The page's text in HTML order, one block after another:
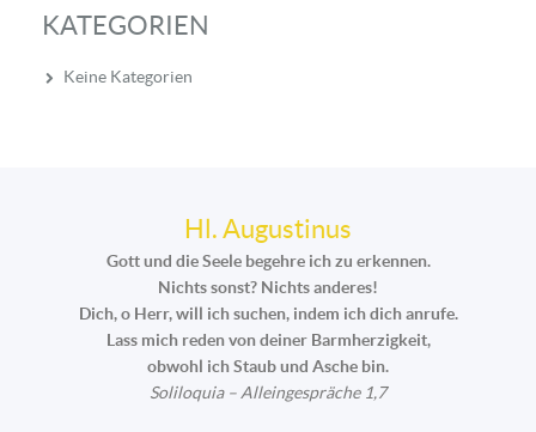
KATEGORIEN
Keine Kategorien
Hl. Augustinus
Gott und die Seele begehre ich zu erkennen.
Nichts sonst? Nichts anderes!
Dich, o Herr, will ich suchen, indem ich dich anrufe.
Lass mich reden von deiner Barmherzigkeit,
obwohl ich Staub und Asche bin.
Soliloquia – Alleingespräche 1,7